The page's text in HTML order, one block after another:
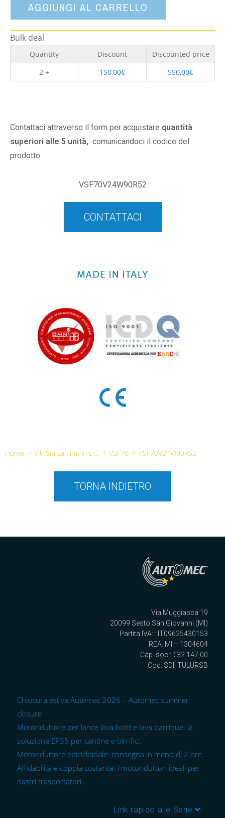
AGGIUNGI AL CARRELLO
Bulk deal
Quantity Discount
Discounted price
2 +
150,00€ 550,00€
Contattaci attraverso il form per acquistare quantità
superiori alle 5 unità, comunicandoci il codice del
prodotto:
VSF70V24W90R52
CONTATTACI
Home > Viti Senza Fine in c.c. > VSF70 > VSF70V24W90R52
TORNA INDIETRO
Via Muggiasca 19
20099 Sesto San Giovanni (MI)
Partita IVA: : IT09625430153
REA: MI – 1304604
Cap. soc.: €32.147,00
Cod. SDI: TULURSB
Chiusura estiva Automec 2026 – Automec summer
closure
Motoriduttore per lance lava botti e lava barrique: la
soluzione EP35 per cantine e birrifici.
Motoriduttore epicicloidale: consegna in meno di 2 ore.
Affidabilità e coppia costante: i motoriduttori ideali per
nastri trasportatori.
Link rapido alle Serie